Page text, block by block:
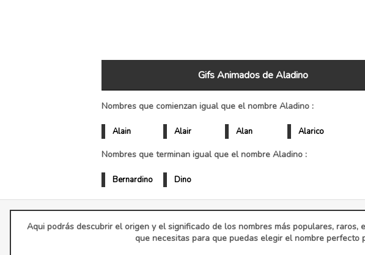
Gifs Animados de Aladino
Nombres que comienzan igual que el nombre Aladino :
Alain Alair Alan Alarico
Nombres que terminan igual que el nombre Aladino :
Bernardino Dino
Aqui podrás descubrir el origen y el significado de los nombres más populares,
que necesitas para que puedas elegir el nombre